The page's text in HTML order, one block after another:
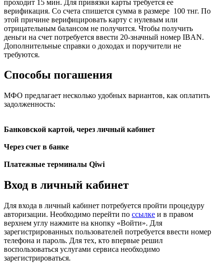
проходит 15 мин. Для привязки карты требуется ее
верификация. Со счета спишется сумма в размере 100 тнг. По
этой причине верифицировать карту с нулевым или
отрицательным балансом не получится. Чтобы получить
деньги на счет потребуется ввести 20-значный номер IBAN.
Дополнительные справки о доходах и поручители не
требуются.
Способы погашения
МФО предлагает несколько удобных вариантов, как оплатить
задолженность:
Банковской картой, через личный кабинет
Через счет в банке
Платежные терминалы Qiwi
Вход в личный кабинет
Для входа в личный кабинет потребуется пройти процедуру
авторизации. Необходимо перейти по ссылке и в правом
верхнем углу нажмите на кнопку «Войти». Для
зарегистрированных пользователей потребуется ввести номер
телефона и пароль. Для тех, кто впервые решил
воспользоваться услугами сервиса необходимо
зарегистрироваться.